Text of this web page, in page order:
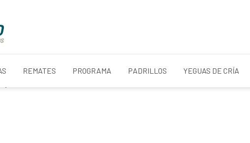
REMATES PROGRAMA PADRILLOS YEGUAS DE CRÍA